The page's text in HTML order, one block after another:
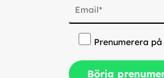
Prenumerera